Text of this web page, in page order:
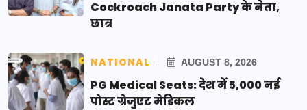
Cockroach Janata Party के नेता,
छात्र
NATIONAL AUGUST 8, 2026
PG Medical Seats: देश में 5,000 नई
पोस्ट ग्रेजुएट मेडिकल